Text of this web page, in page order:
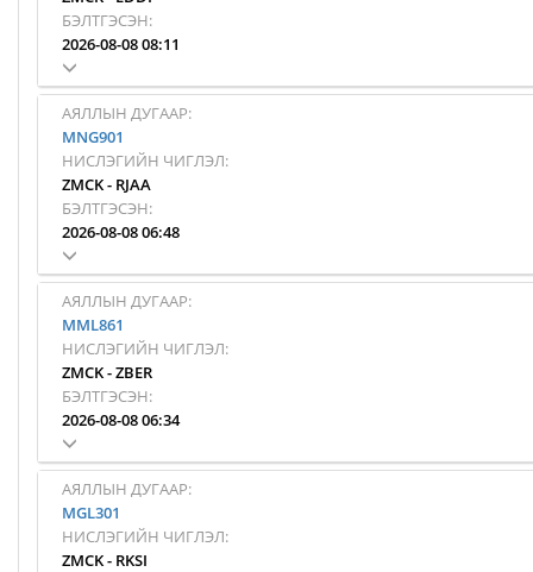
БЭЛТГЭСЭН:
2026-08-08 08:11
АЯЛЛЫН ДУГААР:
MNG901
НИСЛЭГИЙН ЧИГЛЭЛ:
ZMCK- RJAA
БЭЛТГЭСЭН:
2026-08-08 06:48
АЯЛЛЫН ДУГААР:
MML861
НИСЛЭГИЙН ЧИГЛЭЛ:
ZMCK-ZBER
БЭЛТГЭСЭН:
2026-08-08 06:34
АЯЛЛЫН ДУГААР:
MGL301
НИСЛЭГИЙН ЧИГЛЭЛ:
ZMCK- RKSI